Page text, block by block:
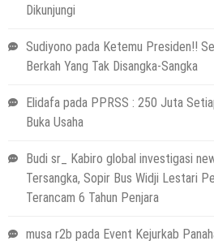
Dikunjungi
Sudiyono pada Ketemu Presiden!!
Berkah Yang Tak Disangka-Sangka
Elidafa pada PPRSS : 250 Juta
Buka Usaha
Budi sr_ Kabiro global investigasi
Tersangka, Sopir Bus Widji Lestari
Terancam 6 Tahun Penjara
musa r2b pada Event Kejurkab